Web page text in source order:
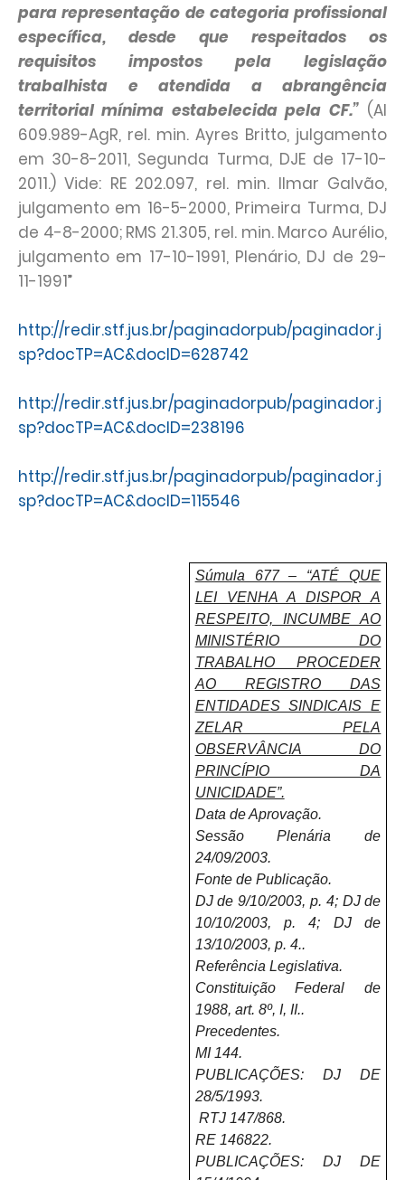
para representação de categoria profissional
específica, desde que respeitados os
requisitos impostos pela legislação
trabalhista e atendida a abrangência
territorial mínima estabelecida pela CF.”(AI
609.989-AgR, rel. min. Ayres Britto, julgamento
em 30-8-2011, Segunda Turma, DJE de 17-10-
2011.) Vide: RE 202.097, rel. min. Ilmar Galvão,
julgamento em 16-5-2000, Primeira Turma, DJ
de 4-8-2000; RMS 21.305, rel. min. Marco Aurélio,
julgamento em 17-10-1991, Plenário, DJ de 29-
11-1991”
http://redir.stf.jus.br/paginadorpub/paginador.j
sp?docTP=AC&docID=628742
http://redir.stf.jus.br/paginadorpub/paginador.j
sp?docTP=AC&docID=238196
http://redir.stf.jus.br/paginadorpub/paginador.j
sp?docTP=AC&docID=115546
Súmula 677 – “ATÉ QUE
LEI VENHA A DISPOR A
RESPEITO, INCUMBE AO
MINISTÉRIO DO
TRABALHO PROCEDER
AO REGISTRO DAS
ENTIDADES SINDICAIS E
ZELAR PELA
OBSERVÂNCIA DO
PRINCÍPIO DA
UNICIDADE”.
Data de Aprovação.
Sessão Plenária de
24/09/2003.
Fonte de Publicação.
DJ de 9/10/2003, p. 4; DJ de
10/10/2003, p. 4; DJ de
13/10/2003, p. 4..
Referência Legislativa.
Constituição Federal de
1988, art. 8º, I, II..
Precedentes.
MI 144.
PUBLICAÇÕES: DJ DE
28/5/1993.
RTJ 147/868.
RE 146822.
PUBLICAÇÕES: DJ DE